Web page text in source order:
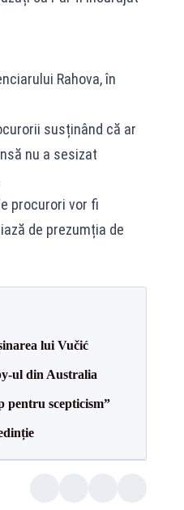
Rahova, în
susținând că ar
nu a sesizat
procurori vor fi
de prezumția de
lui Vučić
ul din Australia
pentru scepticism”